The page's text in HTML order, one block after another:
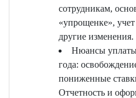
сотрудникам,
«упрощенке»,
другие изменения.
Нюансы
года:
пониженные
Отчетность и